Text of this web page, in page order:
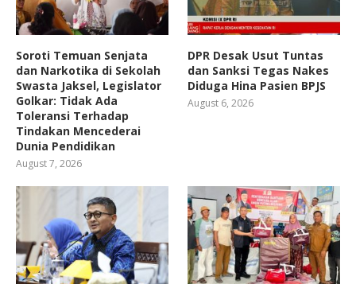
Soroti Temuan Senjata
dan Narkotika di Sekolah
Swasta Jaksel, Legislator
Golkar: Tidak Ada
Toleransi Terhadap
Tindakan Mencederai
Dunia Pendidikan
August 7, 2026
DPR Desak Usut Tuntas
dan Sanksi Tegas Nakes
Diduga Hina Pasien BPJS
August 6, 2026